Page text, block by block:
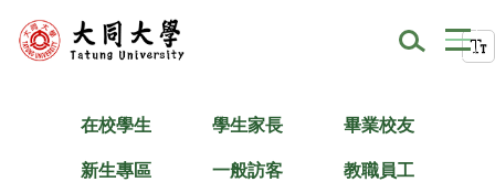
到
在校學生 學生家長 畢業校友
新生專區 一般訪客 教職員工